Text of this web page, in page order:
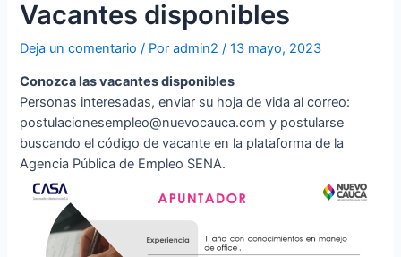
Vacantes disponibles
Deja un comentario / Poradmin2 /13 mayo, 2023
Conozca las vacantes disponibles
Personas interesadas, enviar su hoja de vida al correo:
postulacionesempleo@nuevocauca.com y postularse
buscando el código de vacante en la plataforma de la
Agencia Pública de Empleo SENA.